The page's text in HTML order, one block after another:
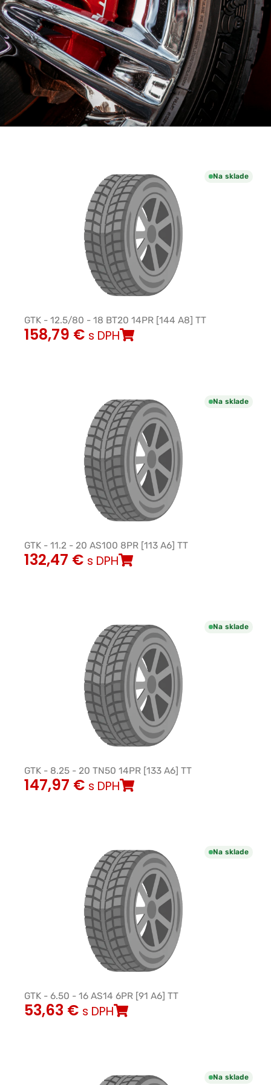
Na sklade
GTK - 12.5/80 - 18 BT20 14PR [144 A8] TT
158,79 € s DPH
Na sklade
GTK - 11.2 - 20 AS100 8PR [113 A6] TT
132,47 € s DPH
Na sklade
GTK - 8.25 - 20 TN50 14PR [133 A6] TT
147,97 € s DPH
Na sklade
GTK - 6.50 - 16 AS14 6PR [91 A6] TT
53,63 € s DPH
Na sklade